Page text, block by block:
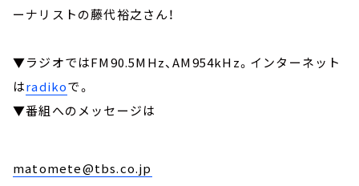
ーナリストの藤代裕之さん！
▼ラジオではFM90.5MHz、AM954kHz。インターネット
はradikoで。
▼番組へのメッセージは
matomete@tbs.co.jp